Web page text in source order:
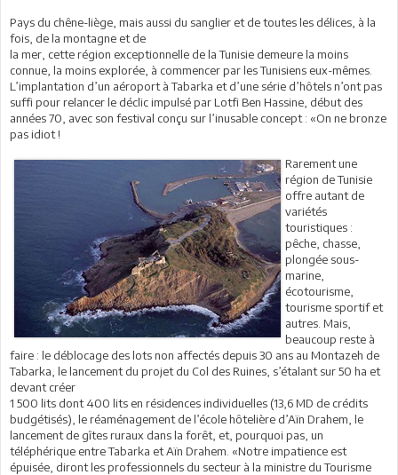
Pays du chêne-liège, mais aussi du sanglier et de toutes les délices, à la
fois, de la montagne et de
la mer, cette région exceptionnelle de la Tunisie demeure la moins
connue, la moins explorée, à commencer par les Tunisiens eux-mêmes.
L’implantation d’un aéroport à Tabarka et d’une série d’hôtels n’ont pas
suffi pour relancer le déclic impulsé par Lotfi Ben Hassine, début des
années 70, avec son festival conçu sur l’inusable concept : «On ne bronze
pas idiot !
Rarement une
région de Tunisie
offre autant de
variétés
touristiques :
pêche, chasse,
plongée sous-
marine,
écotourisme,
tourisme sportif et
autres. Mais,
beaucoup reste à
faire : le déblocage des lots non affectés depuis 30 ans au Montazeh de
Tabarka, le lancement du projet du Col des Ruines, s’étalant sur 50 ha et
devant créer
1 500 lits dont 400 lits en résidences individuelles (13,6 MD de crédits
budgétisés), le réaménagement de l’école hôtelière d’Aïn Drahem, le
lancement de gîtes ruraux dans la forêt, et, pourquoi pas, un
téléphérique entre Tabarka et Aïn Drahem. «Notre impatience est
épuisée, diront les professionnels du secteur à la ministre du Tourisme